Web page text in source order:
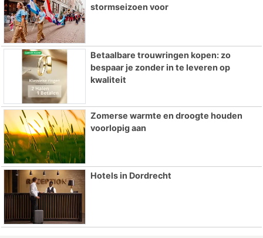
stormseizoen voor
Betaalbare trouwringen kopen: zo
bespaar je zonder in te leveren op
kwaliteit
Zomerse warmte en droogte houden
voorlopig aan
Hotels in Dordrecht